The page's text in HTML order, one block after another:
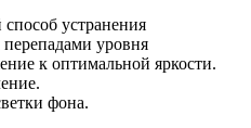
устранения
уровня
к оптимальной яркости.
фона.